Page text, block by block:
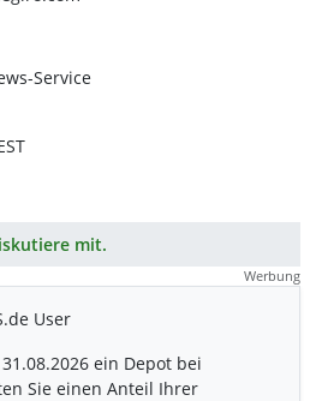
Service
mit.
Werbung
User
ein Depot bei
Sie einen Anteil Ihrer